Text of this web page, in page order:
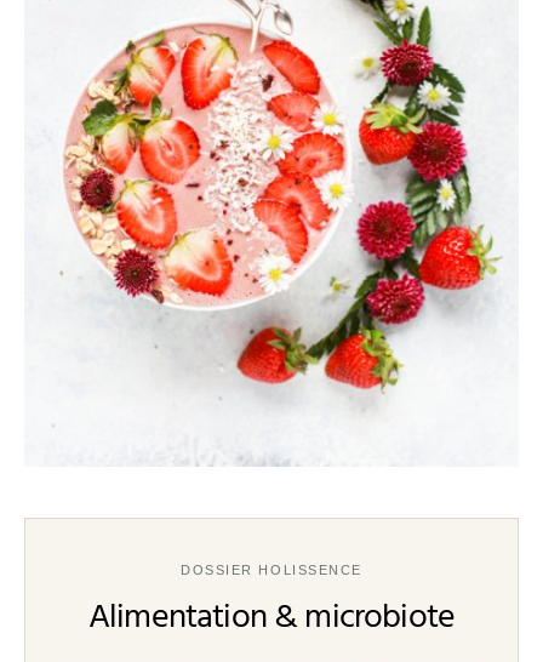
DOSSIER HOLISSENCE
Alimentation & microbiote